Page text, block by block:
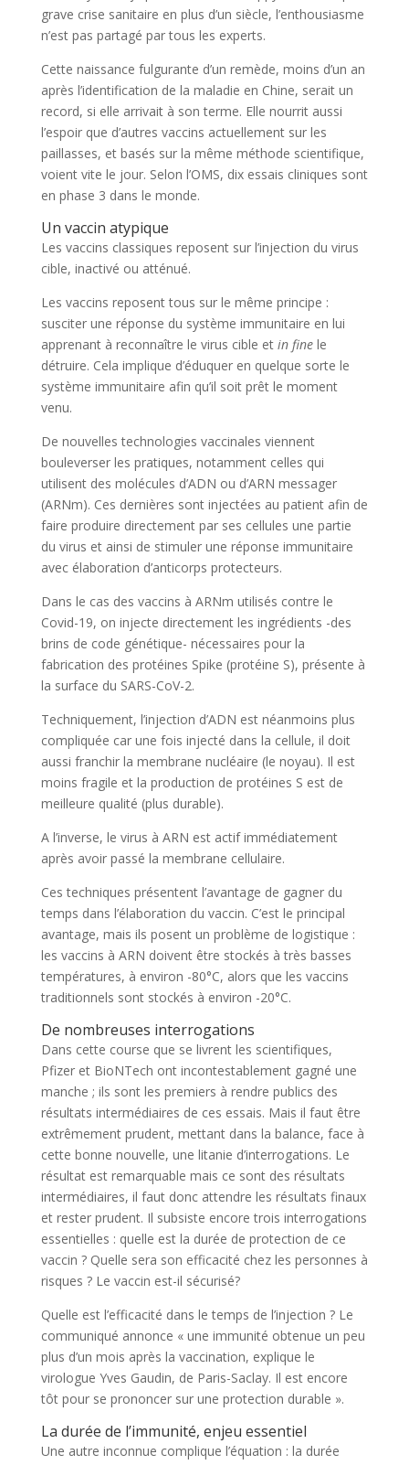
grave crise sanitaire en plus d’un siècle, l’enthousiasme
n’est pas partagé par tous les experts.
Cette naissance fulgurante d’un remède, moins d’un an
après l’identification de la maladie en Chine, serait un
record, si elle arrivait à son terme. Elle nourrit aussi
l’espoir que d’autres vaccins actuellement sur les
paillasses, et basés sur la même méthode scientifique,
voient vite le jour. Selon l’OMS, dix essais cliniques sont
en phase 3 dans le monde.
Un vaccin atypique
Les vaccins classiques reposent sur l’injection du virus
cible, inactivé ou atténué.
Les vaccins reposent tous sur le même principe :
susciter une réponse du système immunitaire en lui
apprenant à reconnaître le virus cible et in finele
détruire. Cela implique d’éduquer en quelque sorte le
système immunitaire afin qu’il soit prêt le moment
venu.
De nouvelles technologies vaccinales viennent
bouleverser les pratiques, notamment celles qui
utilisent des molécules d’ADN ou d’ARN messager
(ARNm). Ces dernières sont injectées au patient afin de
faire produire directement par ses cellules une partie
du virus et ainsi de stimuler une réponse immunitaire
avec élaboration d’anticorps protecteurs.
Dans le cas des vaccins à ARNm utilisés contre le
Covid-19, on injecte directement les ingrédients -des
brins de code génétique- nécessaires pour la
fabrication des protéines Spike (protéine S), présente à
la surface du SARS-CoV-2.
Techniquement, l’injection d’ADN est néanmoins plus
compliquée car une fois injecté dans la cellule, il doit
aussi franchir la membrane nucléaire (le noyau). Il est
moins fragile et la production de protéines S est de
meilleure qualité (plus durable).
A l’inverse, le virus à ARN est actif immédiatement
après avoir passé la membrane cellulaire.
Ces techniques présentent l’avantage de gagner du
temps dans l’élaboration du vaccin. C’est le principal
avantage, mais ils posent un problème de logistique :
les vaccins à ARN doivent être stockés à très basses
températures, à environ -80°C, alors que les vaccins
traditionnels sont stockés à environ -20°C.
De nombreuses interrogations
Dans cette course que se livrent les scientifiques,
Pfizer et BioNTech ont incontestablement gagné une
manche ; ils sont les premiers à rendre publics des
résultats intermédiaires de ces essais. Mais il faut être
extrêmement prudent, mettant dans la balance, face à
cette bonne nouvelle, une litanie d’interrogations. Le
résultat est remarquable mais ce sont des résultats
intermédiaires, il faut donc attendre les résultats finaux
et rester prudent. Il subsiste encore trois interrogations
essentielles : quelle est la durée de protection de ce
vaccin ? Quelle sera son efficacité chez les personnes à
risques ? Le vaccin est-il sécurisé?
Quelle est l’efficacité dans le temps de l’injection ? Le
communiqué annonce « une immunité obtenue un peu
plus d’un mois après la vaccination, explique le
virologue Yves Gaudin, de Paris-Saclay. Il est encore
tôt pour se prononcer sur une protection durable ».
La durée de l’immunité, enjeu essentiel
Une autre inconnue complique l’équation : la durée